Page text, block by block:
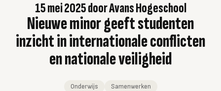
15 mei 2025doorAvans Hogeschool
Nieuwe minor geeft studenten
inzicht in internationale conflicten
en nationale veiligheid
Onderwijs Samenwerken